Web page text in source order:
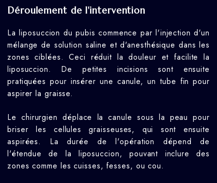
Déroulement de l'intervention
La liposuccion du pubis commence par l'injection d'un
mélange de solution saline et d'anesthésique dans les
zones ciblées. Ceci réduit la douleur et facilite la
liposuccion. De petites incisions sont ensuite
pratiquées pour insérer une canule, un tube fin pour
aspirer la graisse.
Le chirurgien déplace la canule sous la peau pour
briser les cellules graisseuses, qui sont ensuite
aspirées. La durée de l'opération dépend de
l'étendue de la liposuccion, pouvant inclure des
zones comme les cuisses, fesses, ou cou.